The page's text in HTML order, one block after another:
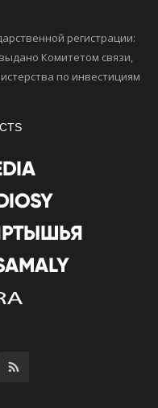
регистрации:
Комитетом связи,
по инвестициям